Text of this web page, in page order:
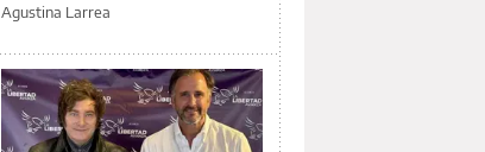
Agustina Larrea